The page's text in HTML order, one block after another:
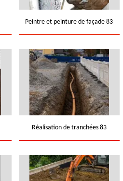
Peintre et peinture de façade 83
Réalisation de tranchées 83